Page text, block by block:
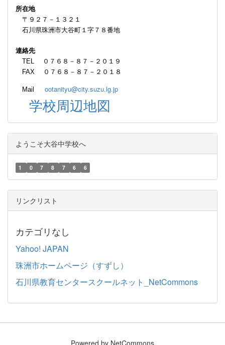
所在地
〒９２７－１３２１
石川県珠洲市大谷町１字７８番地
連絡先
TEL ０７６８－８７－２０１９
FAX ０７６８－８７－２０１８
Mail ootanityu@city.suzu.lg.jp
学校周辺地図
ようこそ大谷中学校へ
1 0 7 8 7 6 6
リンクリスト
カテゴリなし
Yahoo! JAPAN
珠洲市ホームページ（すずし）
石川県教育センタースクールネット_NetCommons
Powered by NetCommons